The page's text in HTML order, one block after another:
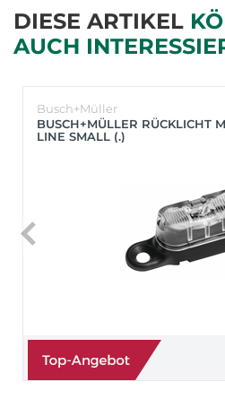
DIESE ARTIKEL
AUCH
Busch+Müller
BUSCH+MÜLLER RÜCKLICHT
LINE SMALL (.)